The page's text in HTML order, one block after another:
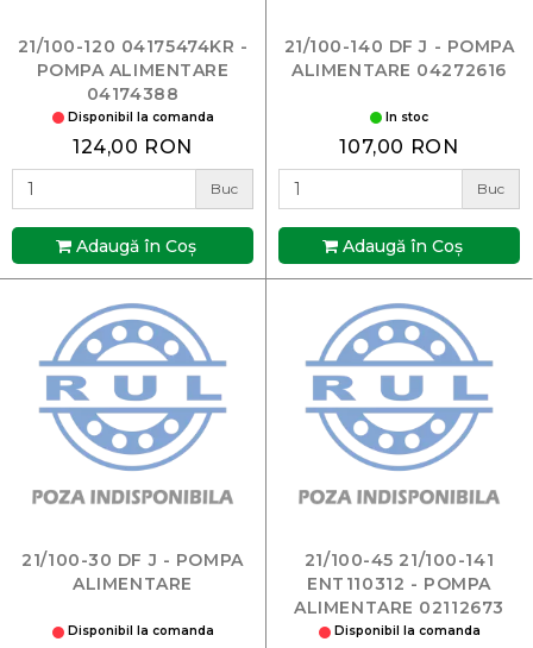
21/100-120 04175474KR -
POMPA ALIMENTARE
04174388
Disponibil la comanda
124,00 RON
Buc
Adaugă în Coş
21/100-140 DF J - POMPA
ALIMENTARE 04272616
In stoc
107,00 RON
Buc
Adaugă în Coş
21/100-30 DF J - POMPA
ALIMENTARE
Disponibil la comanda
21/100-45 21/100-141
ENT110312 - POMPA
ALIMENTARE 02112673
Disponibil la comanda